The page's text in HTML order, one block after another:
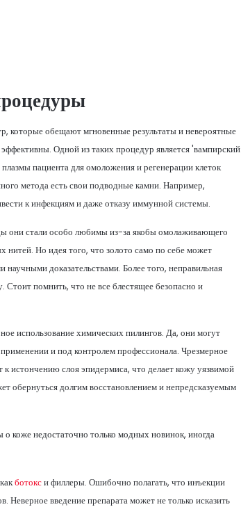
которые обещают мгновенные результаты и невероятные
Одной из таких процедур является 'вампирский
пациента для омоложения и регенерации клеток
метода есть свои подводные камни. Например,
к инфекциям и даже отказу иммунной системы.
они стали особо любимы из-за якобы омолаживающего
нитей. Но идея того, что золото само по себе может
доказательствами. Более того, неправильная
помнить, что не все блестящее безопасно и
использование химических пилингов. Да, они могут
и под контролем профессионала. Чрезмерное
к истончению слоя эпидермиса, что делает кожу уязвимой
долгим восстановлением и непредсказуемым
коже недостаточно только модных новинок, иногда
ботокси филлеры. Ошибочно полагать, что инъекции
введение препарата может не только исказить